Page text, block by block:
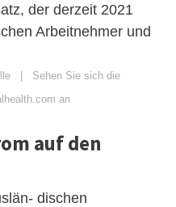
der derzeit 2021
Arbeitnehmer und
| Sehen Sie sich die
an
auf den
dischen